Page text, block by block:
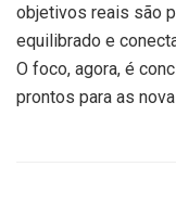
objetivos reais são
equilibrado e
O foco, agora, é
prontos para as